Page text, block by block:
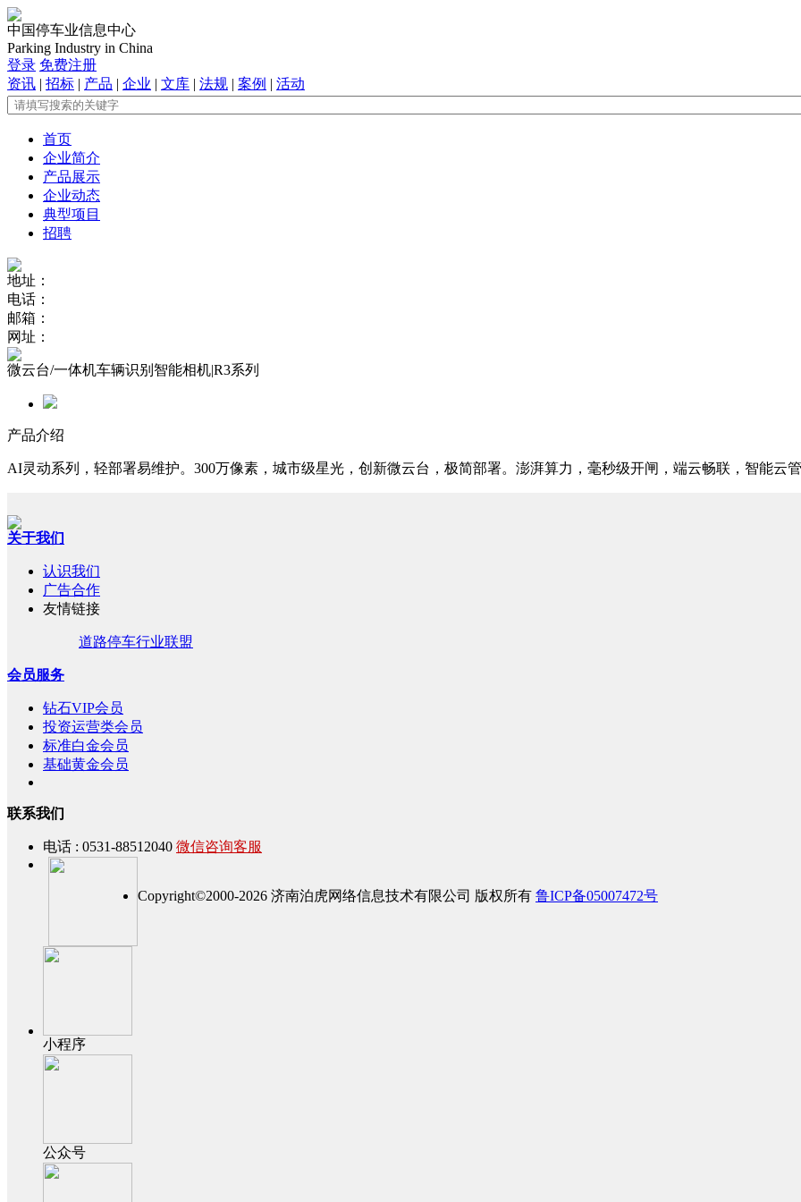
中国停车业信息中心
Parking Industry in China
登录 免费注册
资讯 | 招标 | 产品 | 企业 | 文库 | 法规 | 案例 | 活动
首页
企业简介
产品展示
企业动态
典型项目
招聘
地址：
电话：
邮箱：
网址：
微云台/一体机车辆识别智能相机|R3系列
产品介绍
AI灵动系列，轻部署易维护。300万像素，城市级星光，创新微云台，极简部署。澎湃算力，毫秒级开闸，端云畅联，智能云
关于我们
认识我们
广告合作
友情链接
道路停车行业联盟
会员服务
钻石VIP会员
投资运营类会员
标准白金会员
基础黄金会员
联系我们
电话 : 0531-88512040 微信咨询客服
Copyright©2000-2026 济南泊虎网络信息技术有限公司 版权所有 鲁ICP备05007472号
小程序
公众号